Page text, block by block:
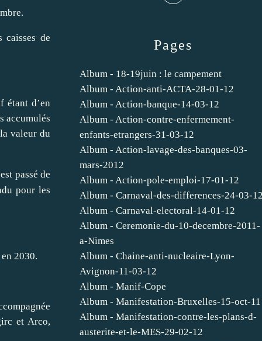
de
étant d’en
accumulés
valeur du
passé de
pour les
2030.
et Arco,
Pages
Album - 18-19juin : le campement
Album - Action-anti-ACTA-28-01-12
Album - Action-banque-14-03-12
Album - Action-contre-enfermement-
enfants-etrangers-31-03-12
Album - Action-lavage-des-banques-03-
mars-2012
Album - Action-pole-emploi-17-01-12
Album - Carnaval-des-differences-24-03-
Album - Carnaval-electoral-14-01-12
Album - Ceremonie-du-10-decembre-2011-
a-Nimes
Album - Chaine-anti-nucleaire-Lyon-
Avignon-11-03-12
Album - Manif-Cope
Album - Manifestation-Bruxelles-15-oct-11
Album - Manifestation-contre-les-plans-d-
austerite-et-le-MES-29-02-12